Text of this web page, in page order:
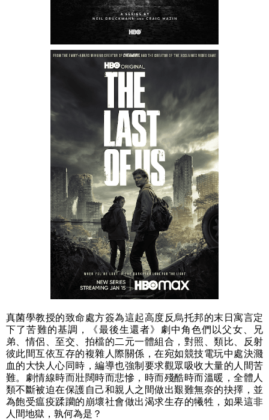
真菌學教授的致命處方簽為這起高度反烏托邦的末日寓言定
下了苦難的基調，《最後生還者》劇中角色們以父女、兄
弟、情侶、至交、拍檔的二元一體組合，對照、類比、反射
彼此間互依互存的複雜人際關係，在宛如競技電玩中處決濺
血的大快人心同時，編導也強制要求觀眾吸收大量的人間苦
難。劇情線時而壯闊時而悲慘，時而殘酷時而溫暖，全體人
類不斷被迫在保護自己和親人之間做出艱難無奈的抉擇，並
為飽受瘟疫蹂躪的崩壞社會做出渴求生存的犧牲，如果這非
人間地獄，孰何為是？